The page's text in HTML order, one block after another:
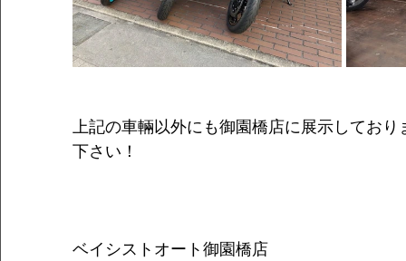
上記の車輛以外にも御園橋店に展示してお
下さい！
ベイシストオート御園橋店